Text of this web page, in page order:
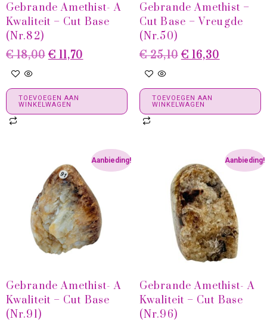
Gebrande Amethist- A
Kwaliteit – Cut Base
(Nr.82)
€18,00 € 11,70
TOEVOEGEN AAN
WINKELWAGEN
Gebrande Amethist –
Cut Base – Vreugde
(Nr.50)
€25,10 € 16,30
TOEVOEGEN AAN
WINKELWAGEN
Aanbieding!
Gebrande Amethist- A
Kwaliteit – Cut Base
(Nr.91)
Aanbieding!
Gebrande Amethist- A
Kwaliteit – Cut Base
(Nr.96)